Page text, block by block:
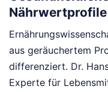
Nährwertprofile
aus geräuchertem
differenziert. Dr.
Experte für